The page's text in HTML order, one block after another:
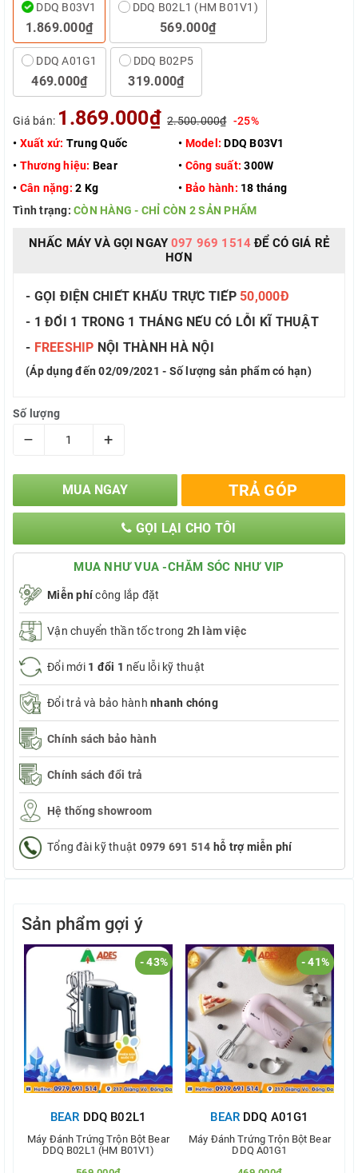
DDQ B03V1
1.869.000₫
DDQ B02L1 (HM B01V1)
569.000₫
DDQ A01G1
469.000₫
DDQ B02P5
319.000₫
Giá bán: 1.869.000₫ 2.500.000₫ -25%
• Xuất xứ: Trung Quốc • Model: DDQ B03V1
• Thương hiệu: Bear • Công suất: 300W
• Cân nặng: 2 Kg • Bảo hành: 18 tháng
Tình trạng: CÒN HÀNG - CHỈ CÒN 2 SẢN PHẨM
NHẤC MÁY VÀ GỌI NGAY097 969 1514ĐỂ CÓ GIÁ RẺ
HƠN
- GỌI ĐIỆN CHIẾT KHẤU TRỰC TIẾP 50,000Đ
- 1 ĐỔI 1 TRONG 1 THÁNG NẾU CÓ LỖI KĨ THUẬT
- FREESHIP NỘI THÀNH HÀ NỘI
(Áp dụng đến 02/09/2021 - Số lượng sản phẩm có hạn)
Số lượng
– +
MUA NGAY TRẢ GÓP
GỌI LẠI CHO TÔI
MUA NHƯ VUA -CHĂM SÓC NHƯ VIP
Miễn phícông lắp đặt
Vận chuyển thần tốc trong 2h làm việc
Đổi mới 1 đổi 1 nếu lỗi kỹ thuật
Đổi trả và bảo hành nhanh chóng
Chính sách bảo hành
Chính sách đổi trả
Hệ thống showroom
Tổng đài kỹ thuật 0979 691 514 hỗ trợ miễn phí
Sản phẩm gợi ý
- 43%
BEAR DDQ B02L1
Máy Đánh Trứng Trộn Bột Bear
DDQ B02L1 (HM B01V1)
- 41%
BEAR DDQ A01G1
Máy Đánh Trứng Trộn Bột Bear
DDQ A01G1